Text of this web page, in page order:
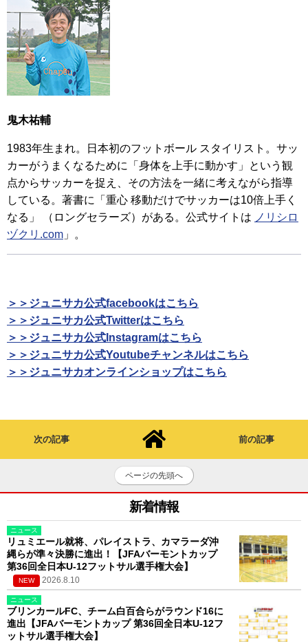
鬼木祐輔
1983年生まれ。日本初のフットボール スタイリスト。サッ
カーがうまくなるために「身体を上手に動かす」という観
点からサッカーを捉え、その方法を一緒に考えながら指導
している。著書に「重心 移動だけでサッカーは10倍上手く
なる」 （ロングセラーズ）がある。公式サイトは ノリシロ
ヅクリ.com 」。
＞＞ジュニサカ公式facebookはこちら
＞＞ジュニサカ公式Twitterはこちら
＞＞ジュニサカ公式Instagramはこちら
＞＞ジュニサカ公式Youtubeチャンネルはこちら
＞＞ジュニサカオンラインショップはこちら
次の記事 前の記事
ページの先頭へ
新着情報
ニュース
リュミエール就将、パレイストラ、カマラーダ沖
縄らが準々決勝に進出！【JFAバーモントカップ
第36回全日本U-12フットサル選手権大会】
NEW 2026.8.10
ニュース
ブリンカールFC、チーム白百合らがラウンド16に
進出【JFAバーモントカップ 第36回全日本U-12フ
ットサル選手権大会】